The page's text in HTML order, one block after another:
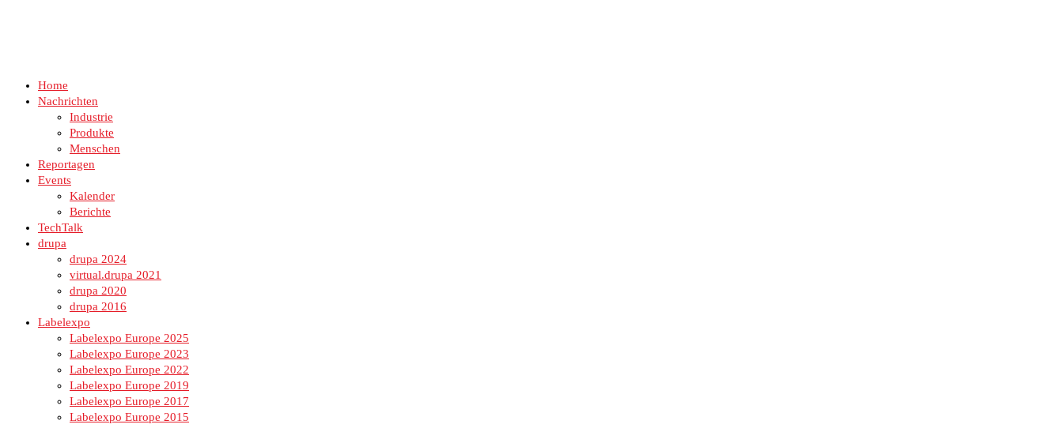
Home
Nachrichten
Industrie
Produkte
Menschen
Reportagen
Events
Kalender
Berichte
TechTalk
drupa
drupa 2024
virtual.drupa 2021
drupa 2020
drupa 2016
Labelexpo
Labelexpo Europe 2025
Labelexpo Europe 2023
Labelexpo Europe 2022
Labelexpo Europe 2019
Labelexpo Europe 2017
Labelexpo Europe 2015